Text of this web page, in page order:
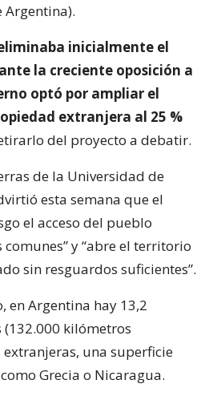
Argentina).
inicialmente el
la creciente oposición a
optó por ampliar el
extranjera al 25 %
del proyecto a debatir.
de la Universidad de
esta semana que el
el acceso del pueblo
y “abre el territorio
sin resguardos suficientes”.
en Argentina hay 13,2
kilómetros
una superficie
Grecia o Nicaragua.